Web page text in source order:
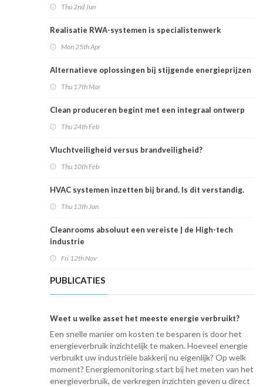
Thu 2nd Jun
Realisatie RWA-systemen is specialistenwerk
Mon 25th Apr
Alternatieve oplossingen bij stijgende energieprijzen
Thu 17th Mar
Clean produceren begint met een integraal ontwerp
Thu 24th Feb
Vluchtveiligheid versus brandveiligheid?
Thu 10th Feb
HVAC systemen inzetten bij brand. Is dit verstandig.
Thu 13th Jan
Cleanrooms absoluut een vereiste | de High-tech
industrie
Fri 12th Nov
PUBLICATIES
Weet u welke asset het meeste energie verbruikt?
Een snelle manier om kosten te besparen is door het
energieverbruik inzichtelijk te maken. Hoeveel energie
verbruikt uw industriële bakkerij nu eigenlijk? Op welk
moment? Energiemonitoring start bij het meten van het
energieverbruik, de verkregen inzichten geven u direct